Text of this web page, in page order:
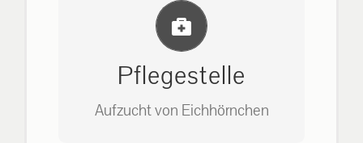
Pflegestelle
Aufzucht von Eichhörnchen
Einlernung und Infos